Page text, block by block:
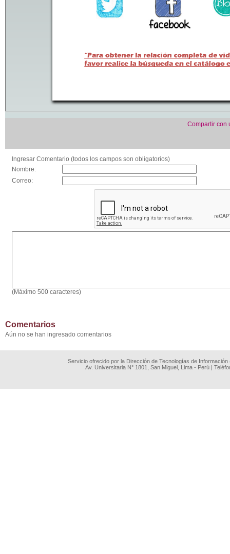
Compartir con
Ingresar Comentario (todos los campos son obligatorios)
Nombre:
Correo:
(Máximo 500 caracteres)
Comentarios
Aún no se han ingresado comentarios
Servicio ofrecido por la Dirección de Tecnologías de
Av. Universitaria N° 1801, San Miguel, Lima - Perú |